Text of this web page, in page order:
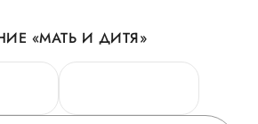
«МАТЬ И ДИТЯ»